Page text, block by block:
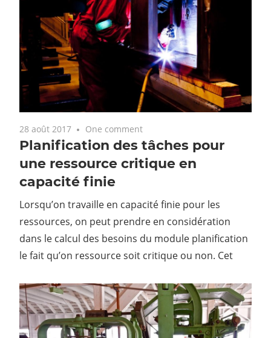
28 août 2017 One comment
Planification des tâches pour
une ressource critique en
capacité finie
Lorsqu’on travaille en capacité finie pour les
ressources, on peut prendre en considération
dans le calcul des besoins du module planification
le fait qu’on ressource soit critique ou non. Cet